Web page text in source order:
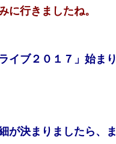
に行きましたね。
イブ２０１７」始ま
が決まりましたら、